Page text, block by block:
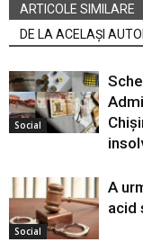
ARTICOLE SIMILARE
DE LA ACELAȘI
Social
Social
A
acid